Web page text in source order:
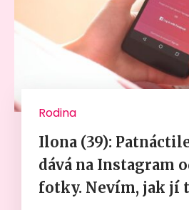
Rodina
Ilona (39):
dává na Instagram
fotky. Nevím, jak jí